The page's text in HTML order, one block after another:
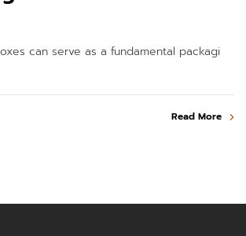
can serve as a fundamental packagi
Read More